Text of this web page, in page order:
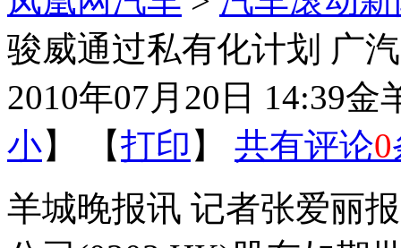
骏威通过私有化计划 广
2010年07月20日 14:39金
小】 【打印 】 共有评论0
羊城晚报讯 记者张爱丽